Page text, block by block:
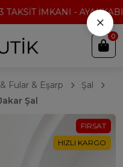
TAKSİT İMKANI -
0
Fular & Eşarp
Şal
Şal
FIRSAT
HIZLI KARGO
×